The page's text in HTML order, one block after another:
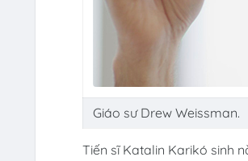
Giáo sư Drew Weissman.
Tiến sĩ Katalin Karikó sinh